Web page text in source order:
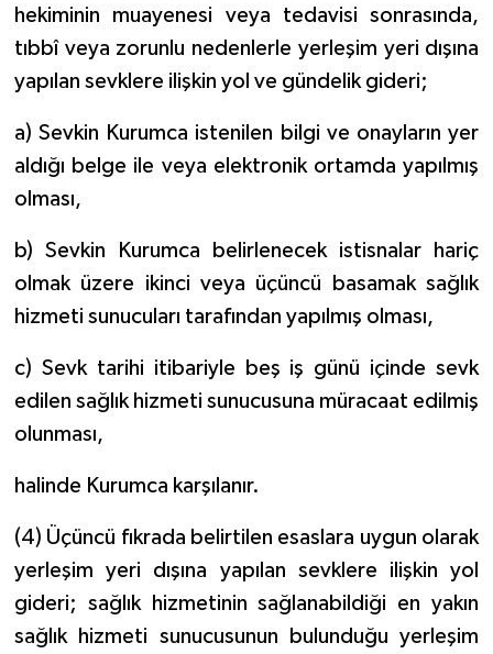
hekiminin muayenesi veya tedavisi sonrasında,
tıbbî veya zorunlu nedenlerle yerleşim yeri dışına
yapılan sevklere ilişkin yol ve gündelik gideri;
a) Sevkin Kurumca istenilen bilgi ve onayların yer
aldığı belge ile veya elektronik ortamda yapılmış
olması,
b) Sevkin Kurumca belirlenecek istisnalar hariç
olmak üzere ikinci veya üçüncü basamak sağlık
hizmeti sunucuları tarafından yapılmış olması,
c) Sevk tarihi itibariyle beş iş günü içinde sevk
edilen sağlık hizmeti sunucusuna müracaat edilmiş
olunması,
halinde Kurumca karşılanır.
(4) Üçüncü fıkrada belirtilen esaslara uygun olarak
yerleşim yeri dışına yapılan sevklere ilişkin yol
gideri; sağlık hizmetinin sağlanabildiği en yakın
sağlık hizmeti sunucusunun bulunduğu yerleşim